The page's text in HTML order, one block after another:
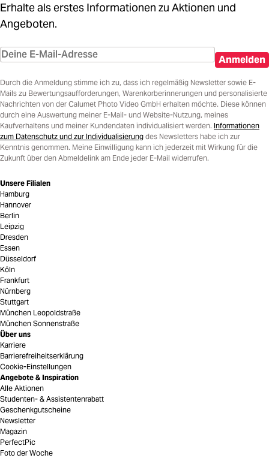
Erhalte als erstes Informationen zu Aktionen und
Angeboten.
Anmelden
Durch die Anmeldung stimme ich zu, dass ich regelmäßig Newsletter sowie E-
Mails zu Bewertungsaufforderungen, Warenkorberinnerungen und personalisierte
Nachrichten von der Calumet Photo Video GmbH erhalten möchte. Diese können
durch eine Auswertung meiner E-Mail- und Website-Nutzung, meines
Kaufverhaltens und meiner Kundendaten individualisiert werden. Informationen
zum Datenschutz und zur Individualisierung des Newsletters habe ich zur
Kenntnis genommen. Meine Einwilligung kann ich jederzeit mit Wirkung für die
Zukunft über den Abmeldelink am Ende jeder E-Mail widerrufen.
Unsere Filialen
Hamburg
Hannover
Berlin
Leipzig
Dresden
Essen
Düsseldorf
Köln
Frankfurt
Nürnberg
Stuttgart
München Leopoldstraße
München Sonnenstraße
Über uns
Karriere
Barrierefreiheitserklärung
Cookie-Einstellungen
Angebote & Inspiration
Alle Aktionen
Studenten- & Assistentenrabatt
Geschenkgutscheine
Newsletter
Magazin
PerfectPic
Foto der Woche